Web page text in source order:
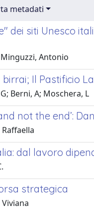
metadati
dei siti Unesco
Minguzzi, Antonio
Il Pastificio
Berni, A; Moschera, L
not the end’:
dal lavoro
strategica